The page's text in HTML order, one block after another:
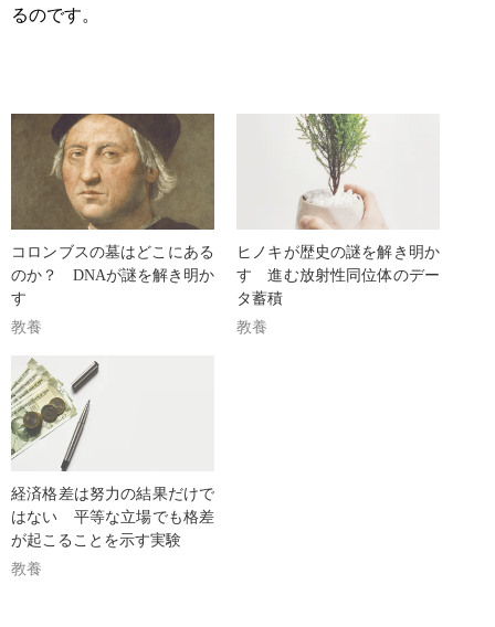
るのです。
コロンブスの墓はどこにある
のか？ DNAが謎を解き明か
す
教養
ヒノキが歴史の謎を解き明か
す 進む放射性同位体のデー
タ蓄積
教養
経済格差は努力の結果だけで
はない 平等な立場でも格差
が起こることを示す実験
教養